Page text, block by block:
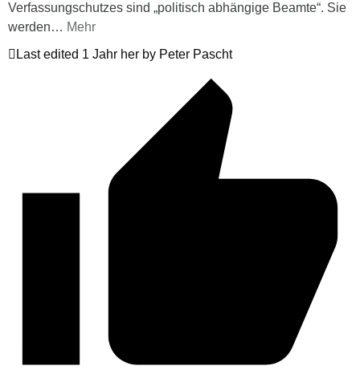
Verfassungschutzes sind „politisch abhängige Beamte“. Sie
werden… Mehr
Last edited 1 Jahr her by Peter Pascht